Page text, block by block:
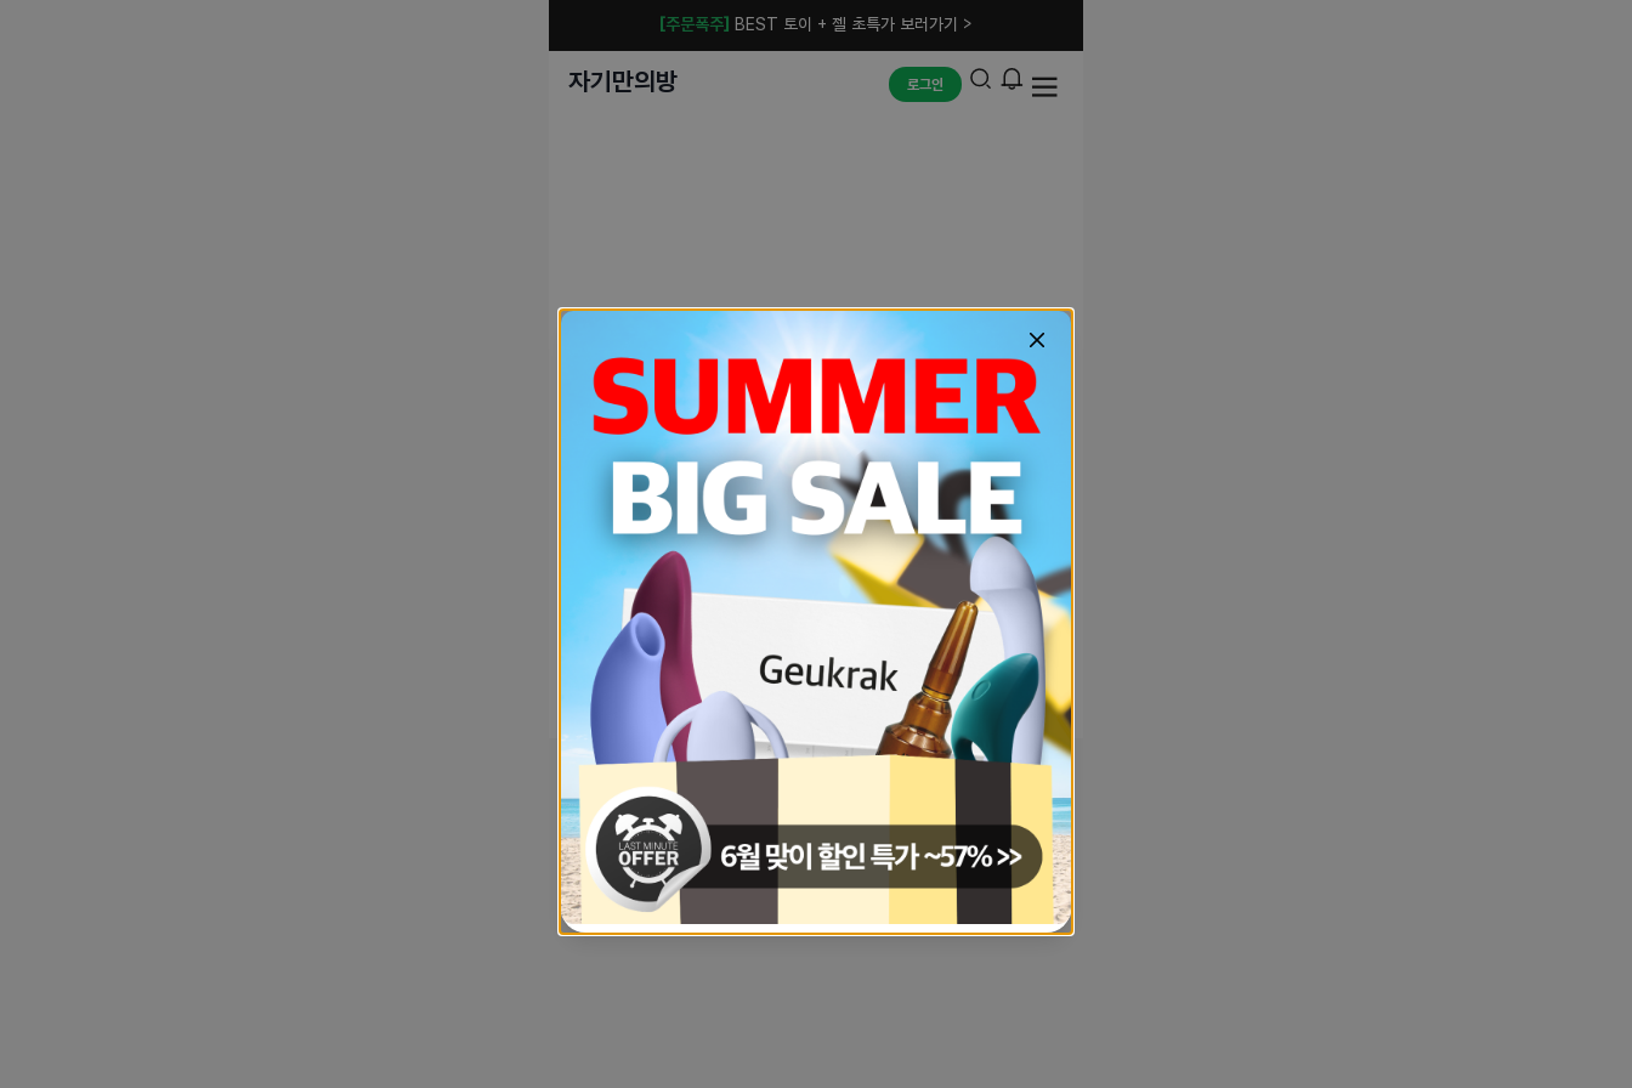
[주문폭주] BEST 토이 + 젤 초특가 보러가기 >
자기만의방 로그인
예상치 못한 에러입니다.